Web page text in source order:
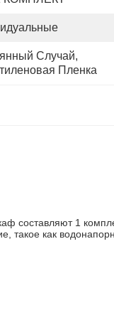
Случай,
Пленка
составляют 1
такое как